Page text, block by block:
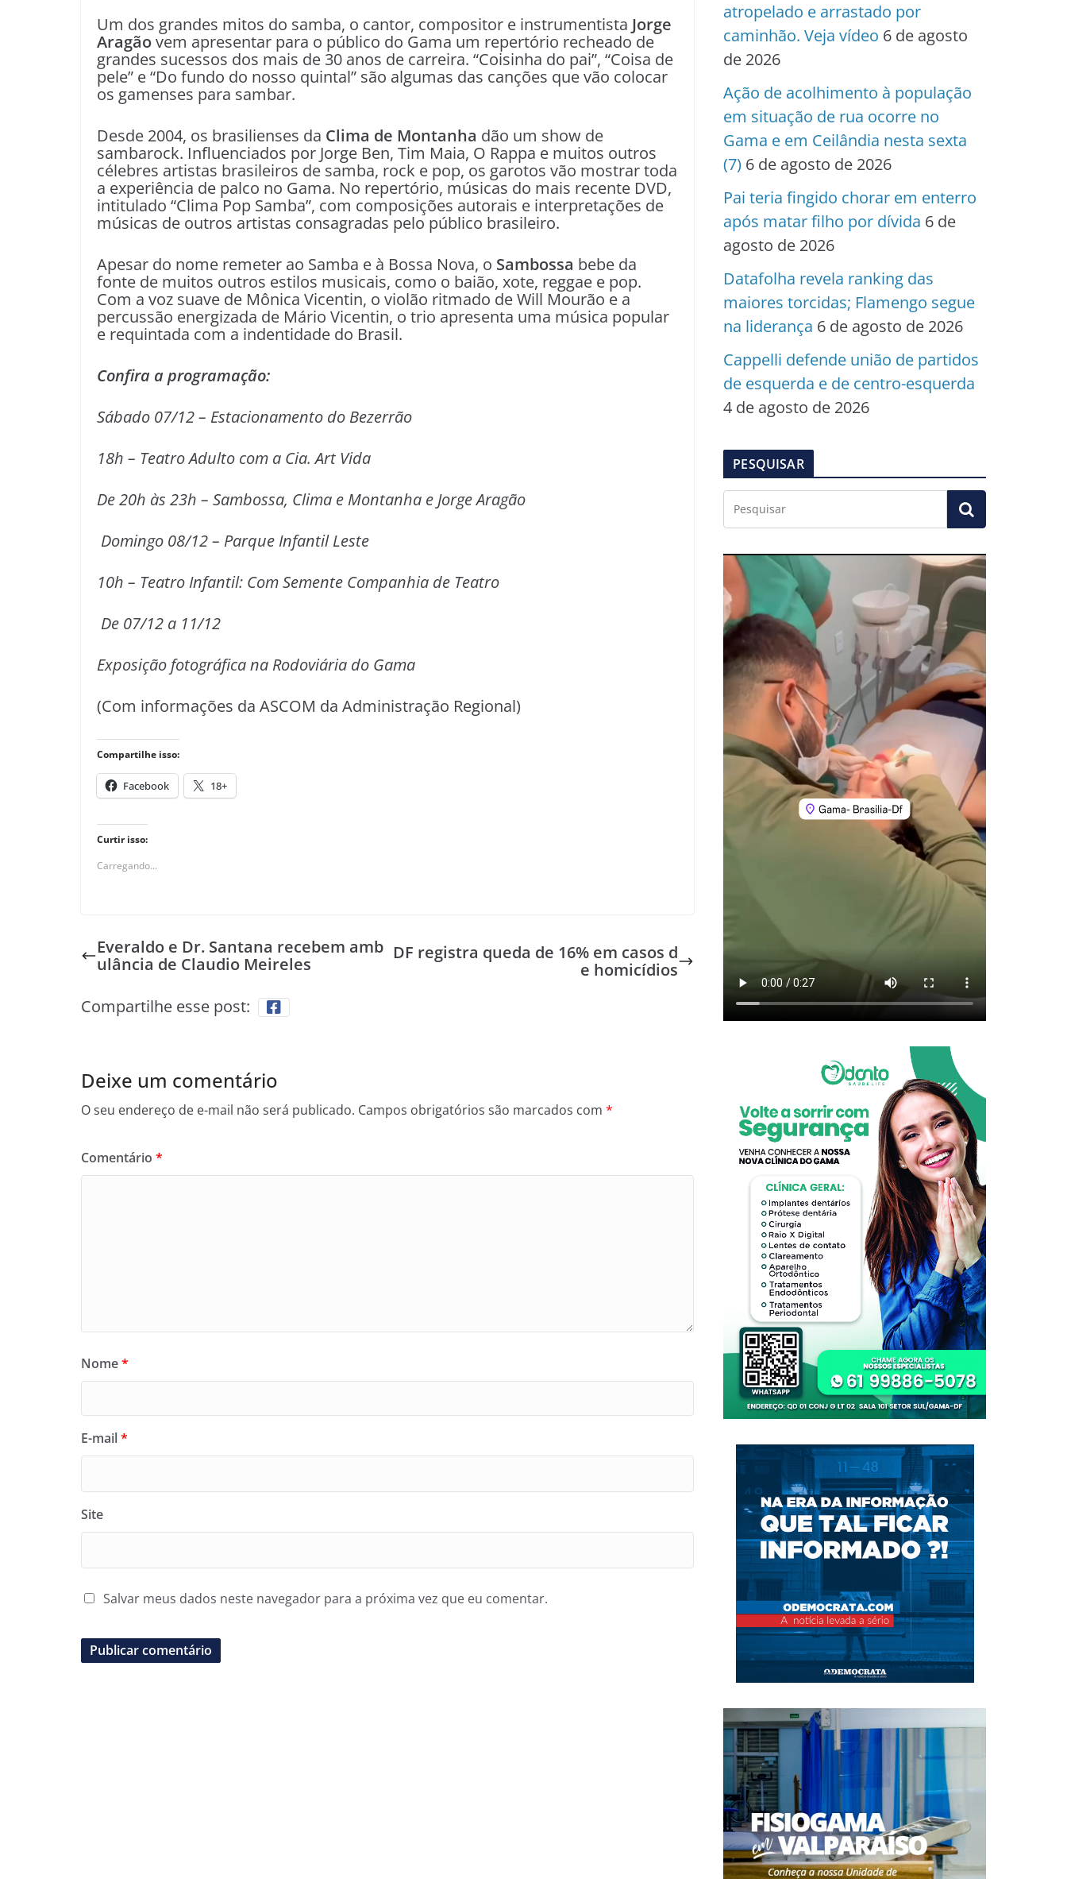
Um dos grandes mitos do samba, o cantor, compositor e instrumentista Jorge
Aragãovem apresentar para o público do Gama um repertório recheado de
grandes sucessos dos mais de 30 anos de carreira. “Coisinha do pai”, “Coisa de
pele” e “Do fundo do nosso quintal” são algumas das canções que vão colocar
os gamenses para sambar.
Desde 2004, os brasilienses da Clima de Montanha dão um show de
sambarock. Influenciados por Jorge Ben, Tim Maia, O Rappa e muitos outros
célebres artistas brasileiros de samba, rock e pop, os garotos vão mostrar toda
a experiência de palco no Gama. No repertório, músicas do mais recente DVD,
intitulado “Clima Pop Samba”, com composições autorais e interpretações de
músicas de outros artistas consagradas pelo público brasileiro.
Apesar do nome remeter ao Samba e à Bossa Nova, o Sambossa bebe da
fonte de muitos outros estilos musicais, como o baião, xote, reggae e pop.
Com a voz suave de Mônica Vicentin, o violão ritmado de Will Mourão e a
percussão energizada de Mário Vicentin, o trio apresenta uma música popular
e requintada com a indentidade do Brasil.
Confira a programação:
Sábado 07/12 – Estacionamento do Bezerrão
18h – Teatro Adulto com a Cia. Art Vida
De 20h às 23h – Sambossa, Clima e Montanha e Jorge Aragão
Domingo 08/12 – Parque Infantil Leste
10h – Teatro Infantil: Com Semente Companhia de Teatro
De 07/12 a 11/12
Exposição fotográfica na Rodoviária do Gama
(Com informações da ASCOM da Administração Regional)
Compartilhe isso:
Facebook 18+
Curtir isso:
Carregando...
Everaldo e Dr. Santana recebem amb
ulância de Claudio Meireles
DF registra queda de 16% em casos d
e homicídios
Compartilhe esse post:
Deixe um comentário
O seu endereço de e-mail não será publicado. Campos obrigatórios são marcados com *
Comentário *
Nome*
E-mail*
Site
Salvar meus dados neste navegador para a próxima vez que eu comentar.
atropelado e arrastado por
caminhão. Veja vídeo 6 de agosto
de 2026
Ação de acolhimento à população
em situação de rua ocorre no
Gama e em Ceilândia nesta sexta
(7) 6 de agosto de 2026
Pai teria fingido chorar em enterro
após matar filho por dívida 6 de
agosto de 2026
Datafolha revela ranking das
maiores torcidas; Flamengo segue
na liderança 6 de agosto de 2026
Cappelli defende união de partidos
de esquerda e de centro-esquerda
4 de agosto de 2026
PESQUISAR